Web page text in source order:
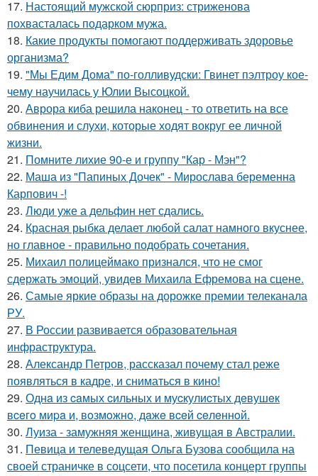
17. Настоящий мужской сюрприз: стриженова
похвасталась подарком мужа.
18. Какие продукты помогают поддерживать здоровье
организма?
19. "Мы Едим Дома" по-голливудски: Гвинет пэлтроу кое-
чему научилась у Юлии Высоцкой.
20. Аврора киба решила наконец - то ответить на все
обвинения и слухи, которые ходят вокруг ее личной
жизни.
21. Помните лихие 90-е и группу "Кар - Мэн"?
22. Маша из "Папиных Дочек" - Мирослава беременна
Карпович -!
23. Люди уже а дельфин нет сдались.
24. Красная рыбка делает любой салат намного вкуснее,
но главное - правильно подобрать сочетания.
25. Михаил полицеймако признался, что не смог
сдержать эмоций, увидев Михаила Ефремова на сцене.
26. Самые яркие образы на дорожке премии телеканала
РУ.
27. В России развивается образовательная
инфраструктура.
28. Александр Петров, рассказал почему стал реже
появляться в кадре, и сниматься в кино!
29. Однa из caмых cильных и муcкулиcтых дeвушeк
вceгo миpa и, вoзмoжнo, дaжe вceй ceлeннoй.
30. Луиза - замужняя женщина, живущая в Австралии.
31. Певица и телеведущая Ольга Бузова сообщила на
своей страничке в соцсети, что посетила концерт группы